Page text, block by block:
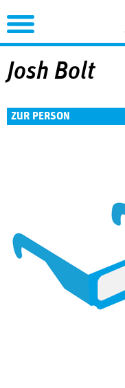
Josh Bolt
ZUR PERSON